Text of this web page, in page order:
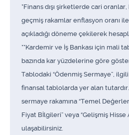
*Finans dışı şirketlerde cari
geçmiş rakamlar enflasyon oranı
açıkladığı döneme çekilerek
**Kardemir ve İş Bankası için mali
bazında kar yüzdelerine göre
Tablodaki “Ödenmiş Sermaye”,
finansal tablolarda yer alan
sermaye rakamına “Temel
Fiyat Bİlgileri” veya “Gelişmiş Hisse
ulaşabilirsiniz.